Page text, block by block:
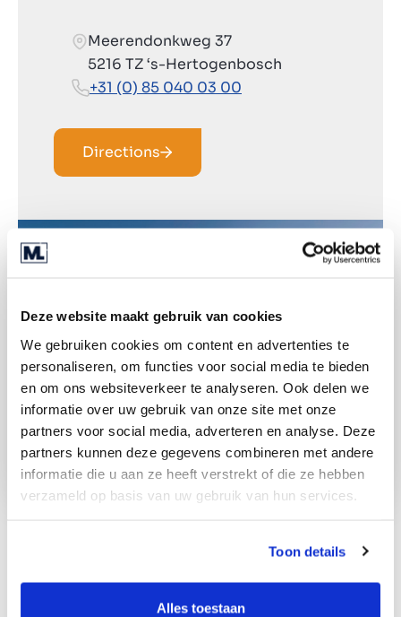
Deze website maakt gebruik van cookies
We gebruiken cookies om content en advertenties te
personaliseren, om functies voor social media te bieden
en om ons websiteverkeer te analyseren. Ook delen we
informatie over uw gebruik van onze site met onze
partners voor social media, adverteren en analyse. Deze
partners kunnen deze gegevens combineren met andere
informatie die u aan ze heeft verstrekt of die ze hebben
verzameld op basis van uw gebruik van hun services.
Toon details
Alles toestaan
Meerendonkweg 37
5216 TZ ‘s-Hertogenbosch
+31 (0) 85 040 03 00
Directions